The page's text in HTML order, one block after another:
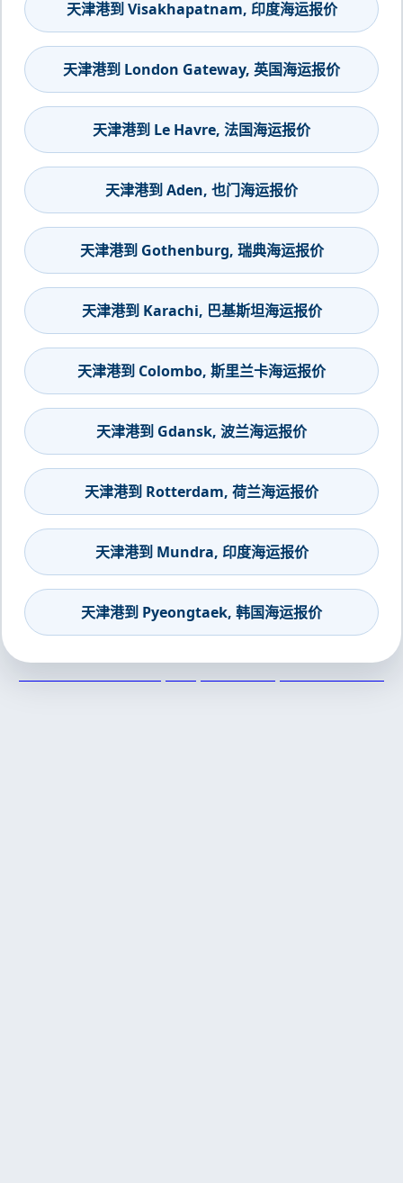
天津港到 Visakhapatnam, 印度海运报价
天津港到 London Gateway, 英国海运报价
天津港到 Le Havre, 法国海运报价
天津港到 Aden, 也门海运报价
天津港到 Gothenburg, 瑞典海运报价
天津港到 Karachi, 巴基斯坦海运报价
天津港到 Colombo, 斯里兰卡海运报价
天津港到 Gdansk, 波兰海运报价
天津港到 Rotterdam, 荷兰海运报价
天津港到 Mundra, 印度海运报价
天津港到 Pyeongtaek, 韩国海运报价